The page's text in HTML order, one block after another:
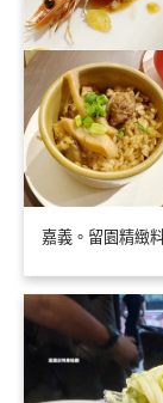
嘉義。留園精緻